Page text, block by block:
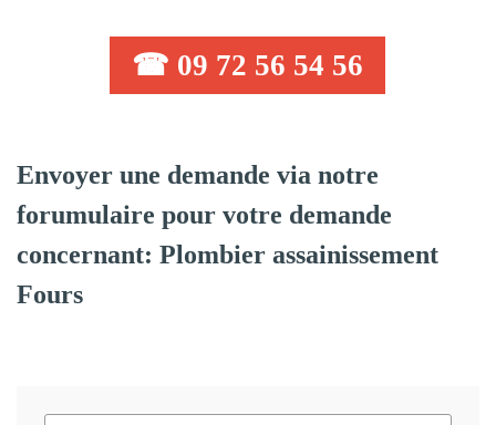
☎ 09 72 56 54 56
Envoyer une demande via notre
forumulaire pour votre demande
concernant: Plombier assainissement
Fours